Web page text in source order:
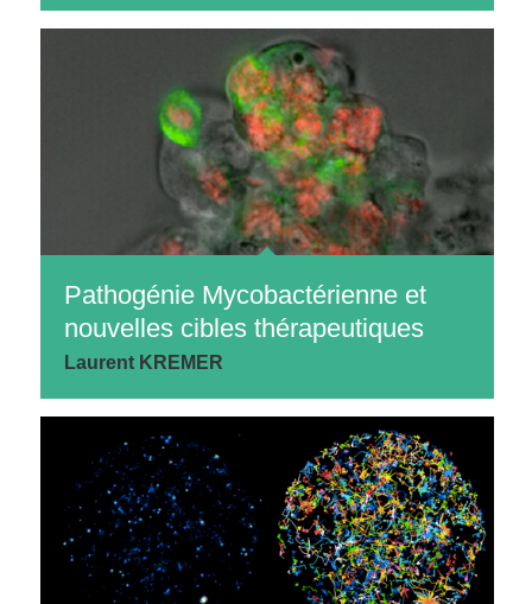
Pathogénie Mycobactérienne et
nouvelles cibles thérapeutiques
Laurent KREMER